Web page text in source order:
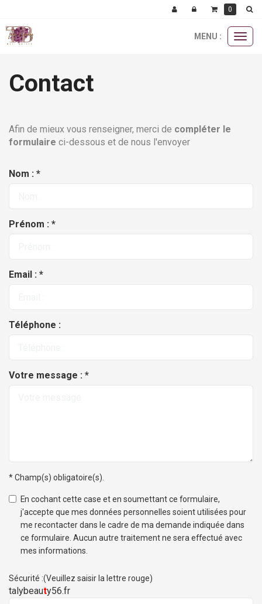
MENU :
Contact
Afin de mieux vous renseigner, merci de compléter le
formulaire ci-dessous et de nous l'envoyer
Nom : *
Prénom : *
Email : *
Téléphone :
Votre message : *
* Champ(s) obligatoire(s).
En cochant cette case et en soumettant ce formulaire,
j'accepte que mes données personnelles soient utilisées pour
me recontacter dans le cadre de ma demande indiquée dans
ce formulaire. Aucun autre traitement ne sera effectué avec
mes informations.
Sécurité :(Veuillez saisir la lettre rouge)
talybeauty56.fr
0